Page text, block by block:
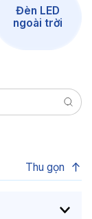
Đèn LED
ngoài trời
Thu gọn